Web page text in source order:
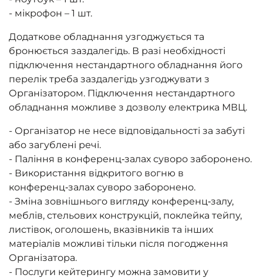
- мікрофон – 1 шт.
Додаткове обладнання узгоджується та
бронюється заздалегідь. В разі необхідності
підключення нестандартного обладнання його
перелік треба заздалегідь узгоджувати з
Організатором. Підключення нестандартного
обладнання можливе з дозволу електрика МВЦ.
- Організатор не несе відповідальності за забуті
або загублені речі.
- Паління в конференц‑залах суворо заборонено.
- Використання відкритого вогню в
конференц‑залах суворо заборонено.
- Зміна зовнішнього вигляду конференц‑залу,
меблів, стельових конструкцій, поклейка тейпу,
листівок, оголошень, вказівників та інших
матеріалів можливі тільки після погодження
Організатора.
- Послуги кейтерингу можна замовити у